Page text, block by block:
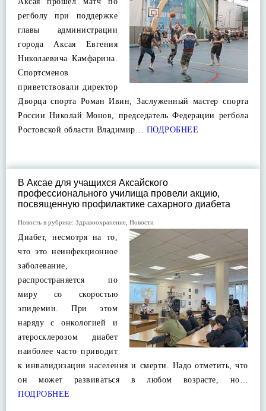
регболу при поддержке
главы администрации
города Аксая Евгения
Николаевича Камфарина.
Спортсменов
приветствовали директор
Дворца спорта Роман Ивин, Заслуженный мастер спорта
России Николай Монов, председатель Федерации регбола
Ростовской области Владимир… ПОДРОБНЕЕ
В Аксае для учащихся Аксайского
профессионального училища провели акцию,
посвященную профилактике сахарного диабета
Новость в рубрике: Здравоохранение Новости
Диабет, несмотря на то,
что это неинфекционное
заболевание,
распространяется по
миру со скоростью
эпидемии. При этом
наряду с онкологией и
атеросклерозом диабет
наиболее часто приводит
к инвалидизации населения и смерти. Надо отметить, что
он может развиваться в любом возрасте, но…
ПОДРОБНЕЕ